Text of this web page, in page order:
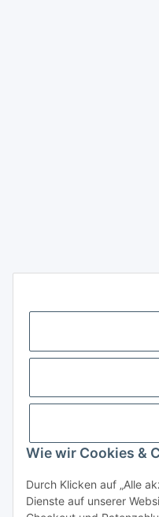
Wie wir Cookies &
Durch Klicken auf „Alle
Dienste auf unserer